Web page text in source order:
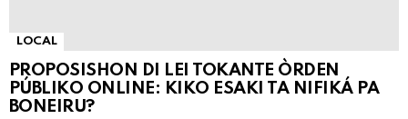
LOCAL
PROPOSISHON DI LEI TOKANTE ÒRDEN
PÚBLIKO ONLINE: KIKO ESAKI TA NIFIKÁ PA
BONEIRU?